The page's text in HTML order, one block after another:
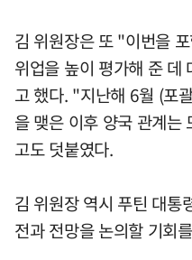
김 위원장은 또 "이번을
위업을 높이 평가해 준 데
고 했다. "지난해 6월 (포
을 맺은 이후 양국 관계는
고도 덧붙였다.
김 위원장 역시 푸틴 대통
전과 전망을 논의할 기회